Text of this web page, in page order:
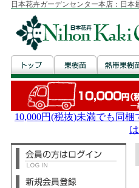
日本花卉ガーデンセンター本店：日本